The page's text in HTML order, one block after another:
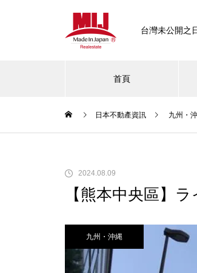
台灣未公開之
首頁
高生活機能
日本不動產資訊 九州・
2024.08.09
【熊本中央區】
九州・沖縄